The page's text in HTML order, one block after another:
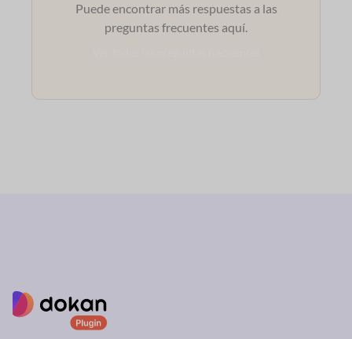
Puede encontrar más respuestas a las
preguntas frecuentes aquí.